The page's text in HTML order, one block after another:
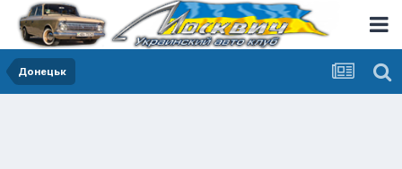
Донецьк